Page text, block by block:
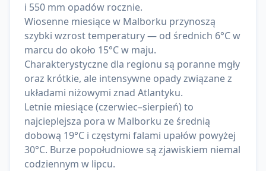
i 550 mm opadów rocznie.
Wiosenne miesiące w Malborku przynoszą
szybki wzrost temperatury — od średnich 6°C w
marcu do około 15°C w maju.
Charakterystyczne dla regionu są poranne mgły
oraz krótkie, ale intensywne opady związane z
układami niżowymi znad Atlantyku.
Letnie miesiące (czerwiec–sierpień) to
najcieplejsza pora w Malborku ze średnią
dobową 19°C i częstymi falami upałów powyżej
30°C. Burze popołudniowe są zjawiskiem niemal
codziennym w lipcu.